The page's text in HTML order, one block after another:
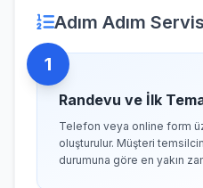
Adım Adım
1
Randevu ve İlk
Telefon veya online form
oluşturulur. Müşteri
durumuna göre en yakın